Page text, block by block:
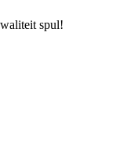
spul!